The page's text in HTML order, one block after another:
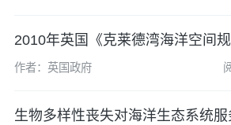
2010年英国《克莱德湾海洋空间
作者：英国政府
生物多样性丧失对海洋生态系统